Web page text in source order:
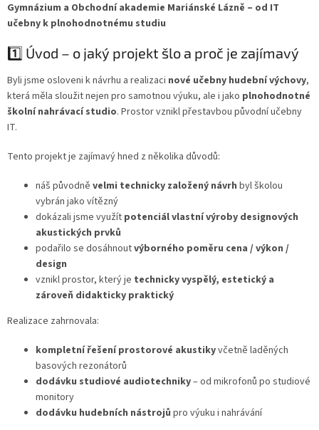
Gymnázium a Obchodní akademie Mariánské Lázně – od IT
učebny k plnohodnotnému studiu
1️⃣ Úvod – o jaký projekt šlo a proč je zajímavý
Byli jsme osloveni k návrhu a realizaci nové učebny hudební výchovy,
která měla sloužit nejen pro samotnou výuku, ale i jako plnohodnotné
školní nahrávací studio. Prostor vznikl přestavbou původní učebny
IT.
Tento projekt je zajímavý hned z několika důvodů:
náš původně velmi technicky založený návrh byl školou
vybrán jako vítězný
dokázali jsme využít potenciál vlastní výroby designových
akustických prvků
podařilo se dosáhnoutvýborného poměru cena / výkon /
design
vznikl prostor, který je technicky vyspělý, estetický a
zároveň didakticky praktický
Realizace zahrnovala:
kompletní řešení prostorové akustikyvčetně laděných
basových rezonátorů
dodávku studiové audiotechniky– od mikrofonů po studiové
monitory
dodávku hudebních nástrojů pro výuku i nahrávání